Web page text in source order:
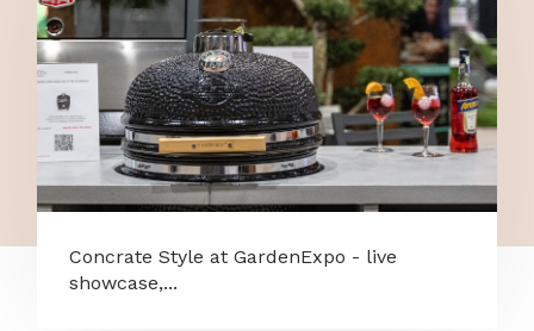
Concrate Style at GardenExpo - live
showcase,...